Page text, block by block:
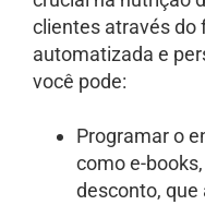
clientes através do
automatizada e
você pode:
Programar o
como e-
desconto,